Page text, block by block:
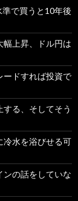
で買うと10年後
幅上昇、ドル円は
ードすれば投資で
る、そしてそう
冷水を浴びせる可
ンの話をしていな